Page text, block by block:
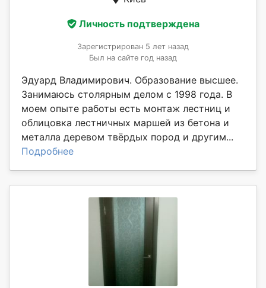
Личность подтверждена
Зарегистрирован 5 лет назад
Был на сайте год назад
Эдуард Владимирович. Образование высшее.
Занимаюсь столярным делом с 1998 года. В
моем опыте работы есть монтаж лестниц и
облицовка лестничных маршей из бетона и
металла деревом твёрдых пород и другим...
Подробнее